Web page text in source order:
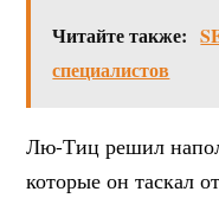
Читайте также:
специалистов
Лю-Тиц решил
которые он таскал